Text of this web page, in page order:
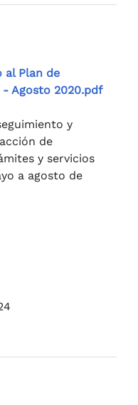
Plan de
Agosto 2020.pdf
y
de
y servicios
a agosto de